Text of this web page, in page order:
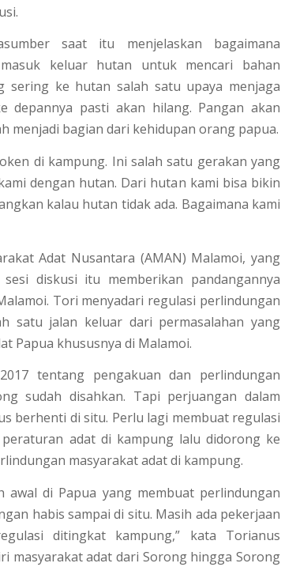
saat itu menjelaskan bagaimana
keluar hutan untuk mencari bahan
sering ke hutan salah satu upaya menjaga
depannya pasti akan hilang. Pangan akan
menjadi bagian dari kehidupan orang papua.
di kampung. Ini salah satu gerakan yang
dengan hutan. Dari hutan kami bisa bikin
kalau hutan tidak ada. Bagaimana kami
Adat Nusantara (AMAN) Malamoi, yang
diskusi itu memberikan pandangannya
Tori menyadari regulasi perlindungan
satu jalan keluar dari permasalahan yang
Papua khususnya di Malamoi.
tentang pengakuan dan perlindungan
sudah disahkan. Tapi perjuangan dalam
berhenti di situ. Perlu lagi membuat regulasi
adat di kampung lalu didorong ke
masyarakat adat di kampung.
awal di Papua yang membuat perlindungan
habis sampai di situ. Masih ada pekerjaan
ditingkat kampung,” kata Torianus
masyarakat adat dari Sorong hingga Sorong